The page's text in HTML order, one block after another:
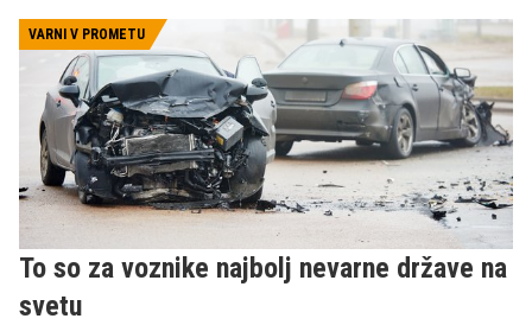
nogometnih igrišč, s svojimi nezamenljivimi
izjavami pa dostikrat izzval salve smeha in tudi
besa, saj je bil znan kot človek brez dlake na jeziku,
ki ni pazil na politično korektnost izjav, prav tako
se ni otepal kletvic in žaljivk, uperjenih v svoje
varovance (in novinarje).
VARNI V PROMETU
To so za voznike najbolj nevarne države na
svetu